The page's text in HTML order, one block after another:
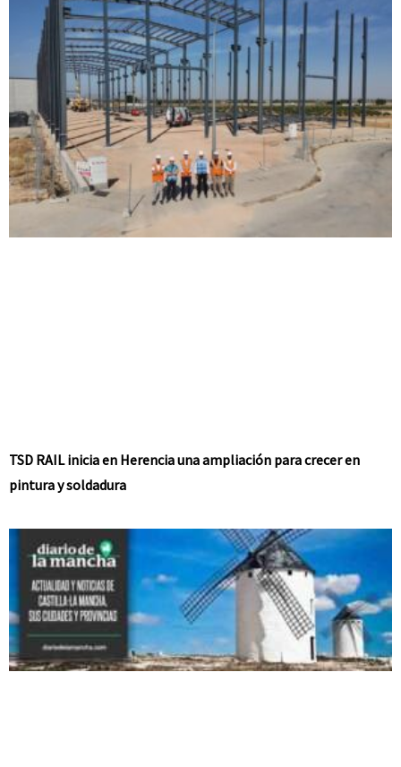
TSD RAIL inicia en Herencia una ampliación para crecer en
pintura y soldadura